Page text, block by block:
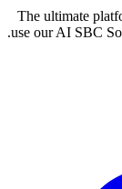
The ultimate
use our AI SBC